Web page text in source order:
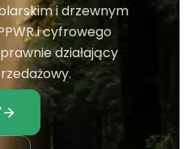
i drzewnym
i cyfrowego
działający